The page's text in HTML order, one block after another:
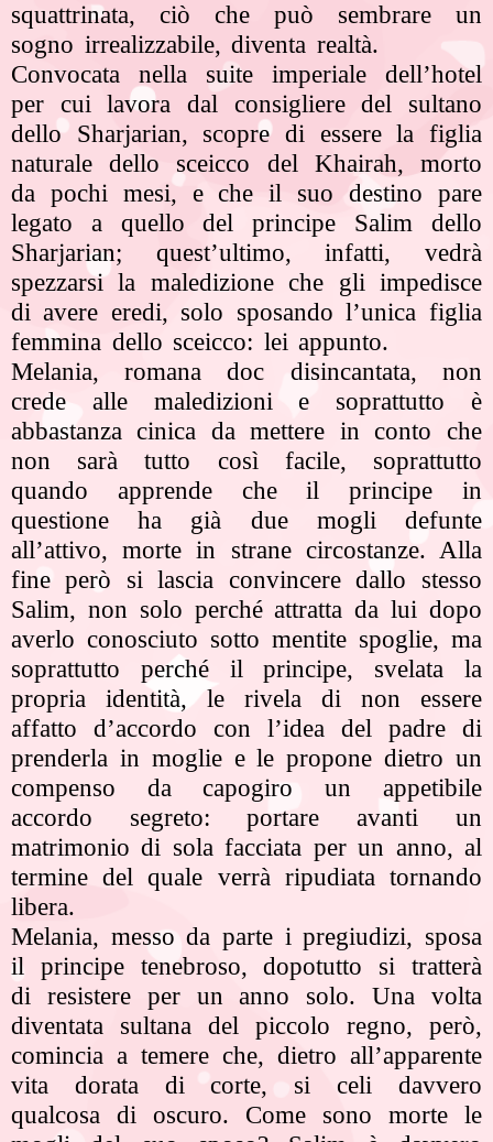
squattrinata, ciò che può sembrare un
sogno irrealizzabile, diventa realtà.
Convocata nella suite imperiale dell’hotel
per cui lavora dal consigliere del sultano
dello Sharjarian, scopre di essere la figlia
naturale dello sceicco del Khairah, morto
da pochi mesi, e che il suo destino pare
legato a quello del principe Salim dello
Sharjarian; quest’ultimo, infatti, vedrà
spezzarsi la maledizione che gli impedisce
di avere eredi, solo sposando l’unica figlia
femmina dello sceicco: lei appunto.
Melania, romana doc disincantata, non
crede alle maledizioni e soprattutto è
abbastanza cinica da mettere in conto che
non sarà tutto così facile, soprattutto
quando apprende che il principe in
questione ha già due mogli defunte
all’attivo, morte in strane circostanze. Alla
fine però si lascia convincere dallo stesso
Salim, non solo perché attratta da lui dopo
averlo conosciuto sotto mentite spoglie, ma
soprattutto perché il principe, svelata la
propria identità, le rivela di non essere
affatto d’accordo con l’idea del padre di
prenderla in moglie e le propone dietro un
compenso da capogiro un appetibile
accordo segreto: portare avanti un
matrimonio di sola facciata per un anno, al
termine del quale verrà ripudiata tornando
libera.
Melania, messo da parte i pregiudizi, sposa
il principe tenebroso, dopotutto si tratterà
di resistere per un anno solo. Una volta
diventata sultana del piccolo regno, però,
comincia a temere che, dietro all’apparente
vita dorata di corte, si celi davvero
qualcosa di oscuro. Come sono morte le